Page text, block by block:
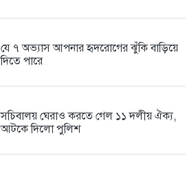
যে ৭ অভ্যাস আপনার হৃদরোগের ঝুঁকি বাড়িয়ে
দিতে পারে
সচিবালয় ঘেরাও করতে গেল ১১ দলীয় ঐক্য,
আটকে দিলো পুলিশ